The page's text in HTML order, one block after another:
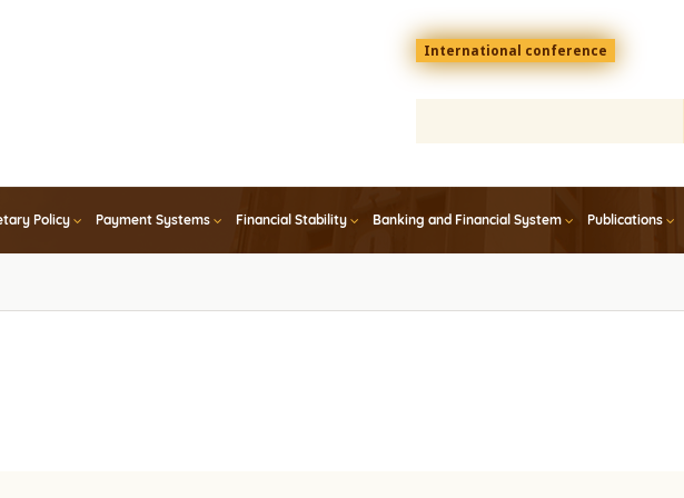
Menu
top
En
International conference
Policy Payment Systems Financial Stability Banking and Financial System Publications